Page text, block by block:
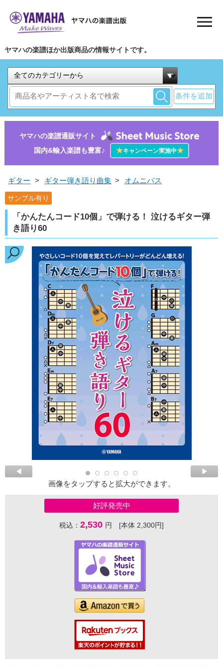
ヤマハの楽譜ほか出版商品の情報サイトです。
条件を追加
ヤマハの楽譜通販サイト
国内&輸入楽譜も豊富♪
★キャンペーン実施中★
ギター > ギター弾き語り曲集 > オムニバス
サンプル有り
「かんたんコード10個」で弾ける！ 泣けるギター弾
き語り60
画像をタップすると拡大ができます。
好評発売中
税込： 2,530 円 [本体 2,300円]